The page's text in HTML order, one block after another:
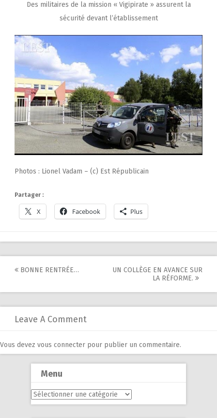
Des militaires de la mission « Vigipirate » assurent la
sécurité devant l’établissement
Photos : Lionel Vadam – (c) Est Républicain
Partager :
X Facebook Plus
Post
BONNE RENTRÉE…
UN COLLÈGE EN AVANCE SUR
LA RÉFORME.
Leave A Comment
Vous devez vous connecter pour publier un commentaire.
Menu
Menu